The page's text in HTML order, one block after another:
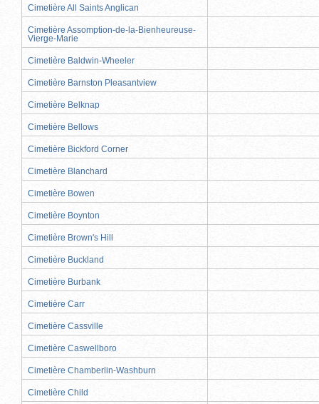
Cimetière All Saints Anglican
Cimetière Assomption-de-la-Bienheureuse-
Vierge-Marie
Cimetière Baldwin-Wheeler
Cimetière Barnston Pleasantview
Cimetière Belknap
Cimetière Bellows
Cimetière Bickford Corner
Cimetière Blanchard
Cimetière Bowen
Cimetière Boynton
Cimetière Brown's Hill
Cimetière Buckland
Cimetière Burbank
Cimetière Carr
Cimetière Cassville
Cimetière Caswellboro
Cimetière Chamberlin-Washburn
Cimetière Child